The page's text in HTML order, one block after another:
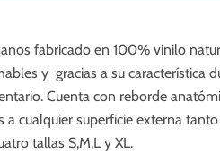
fabricado en 100% vinilo
y gracias a su característica
Cuenta con reborde
a cualquier superficie externa
tallas S,M,L y XL.